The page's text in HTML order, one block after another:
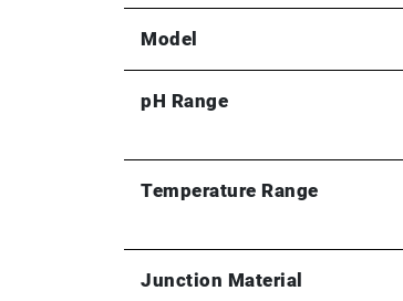
Model
pH Range
Temperature Range
Junction Material